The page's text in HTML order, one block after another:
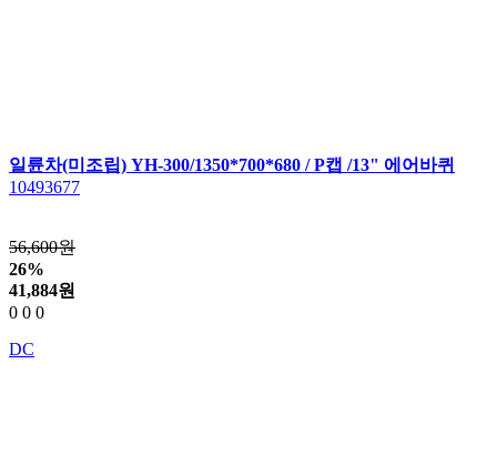
일륜차(미조립) YH-300/1350*700*680 / P캡 /13" 에어바퀴
10493677
56,600원
26%
41,884원
0 0 0
DC